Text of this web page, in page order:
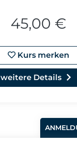
45,00 €
Kurs merken
weitere Details